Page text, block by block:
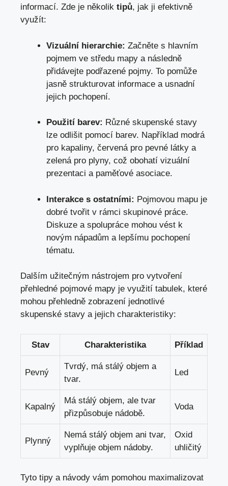
informací. Zde je několik tipů, jak ji efektivně
využít:
Vizuální hierarchie: Začněte s hlavním
pojmem ve středu mapy a následně
přidávejte podřazené pojmy. To pomůže
jasně strukturovat informace a usnadní
jejich pochopení.
Použití barev: Různé skupenské stavy
lze odlišit pomocí barev. Například modrá
pro kapaliny, červená pro pevné látky a
zelená pro plyny, což obohatí vizuální
prezentaci a paměťové asociace.
Interakce s ostatními: Pojmovou mapu je
dobré tvořit v rámci skupinové práce.
Diskuze a spolupráce mohou vést k
novým nápadům a lepšímu pochopení
tématu.
Dalším užitečným nástrojem pro vytvoření
přehledné pojmové mapy je využití tabulek, které
mohou přehledně zobrazení jednotlivé
skupenské stavy a jejich charakteristiky:
Stav Charakteristika Příklad
Pevný
Tvrdý, má stálý objem a
tvar.
Led
Kapalný
Má stálý objem, ale tvar
přizpůsobuje nádobě.
Voda
Plynný
Nemá stálý objem ani tvar,
vyplňuje objem nádoby.
Oxid
uhličitý
Tyto tipy a návody vám pomohou maximalizovat